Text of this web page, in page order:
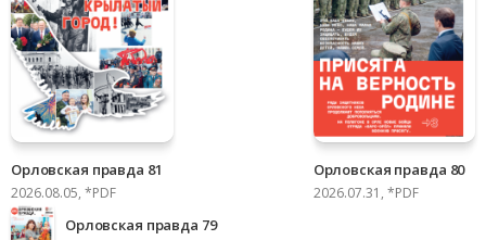
Орловская правда 81
2026.08.05, *PDF
Орловская правда 80
2026.07.31, *PDF
Орловская правда 79